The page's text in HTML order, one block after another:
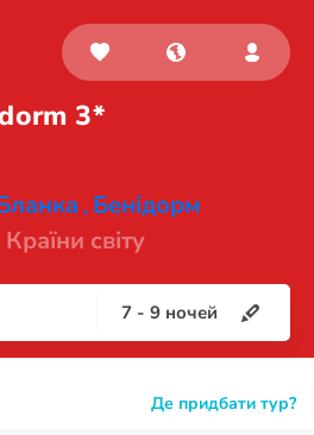
3*
, Бенідорм
Країни світу
7 - 9 ночей
Де придбати тур?